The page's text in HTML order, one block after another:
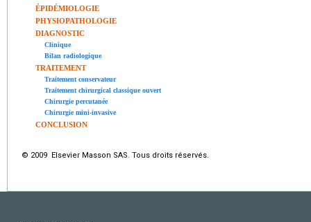
ÉPIDÉMIOLOGIE
PHYSIOPATHOLOGIE
DIAGNOSTIC
Clinique
Bilan radiologique
TRAITEMENT
Traitement conservateur
Traitement chirurgical classique ouvert
Chirurgie percutanée
Chirurgie mini-invasive
CONCLUSION
© 2009 Elsevier Masson SAS. Tous droits réservés.